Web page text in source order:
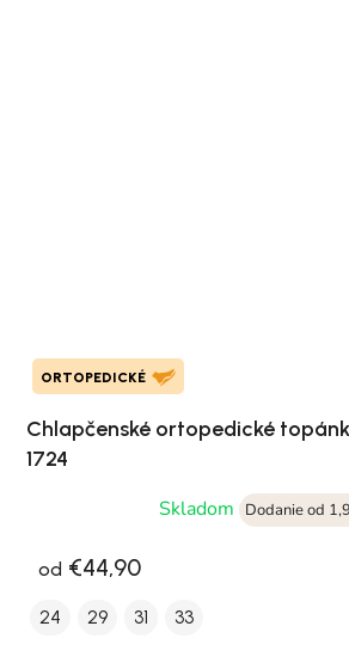
ORTOPEDICKÉ
Chlapčenské ortopedické
1724
Skladom
Dodanie od
od €44,90
24 29 31 33